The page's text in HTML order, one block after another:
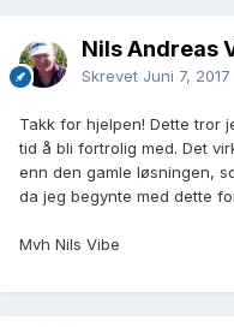
Nils Andreas
Skrevet Juni 7, 2017
Takk for hjelpen! Dette tror
tid å bli fortrolig med. Det
enn den gamle løsningen,
da jeg begynte med dette
Mvh Nils Vibe